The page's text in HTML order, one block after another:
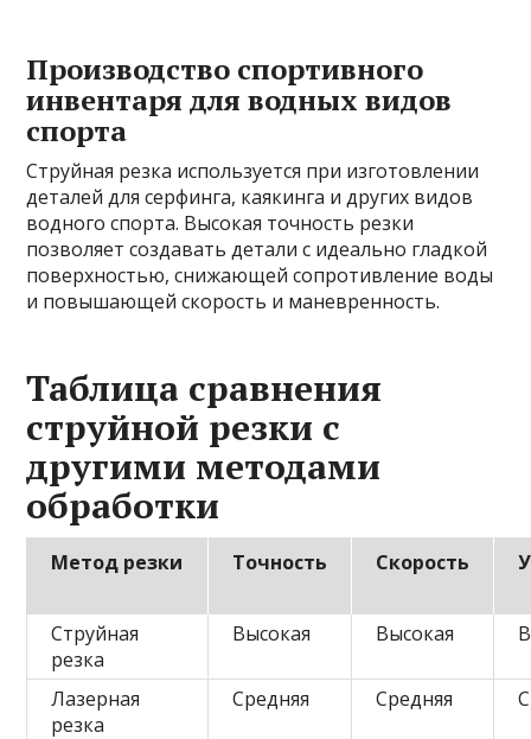
Производство спортивного
инвентаря для водных видов
спорта
Струйная резка используется при изготовлении
деталей для серфинга, каякинга и других видов
водного спорта. Высокая точность резки
позволяет создавать детали с идеально гладкой
поверхностью, снижающей сопротивление воды
и повышающей скорость и маневренность.
Таблица сравнения
струйной резки с
другими методами
обработки
Метод резки Точность Скорость
Струйная
резка
Высокая Высокая
Лазерная
резка
Средняя Средняя